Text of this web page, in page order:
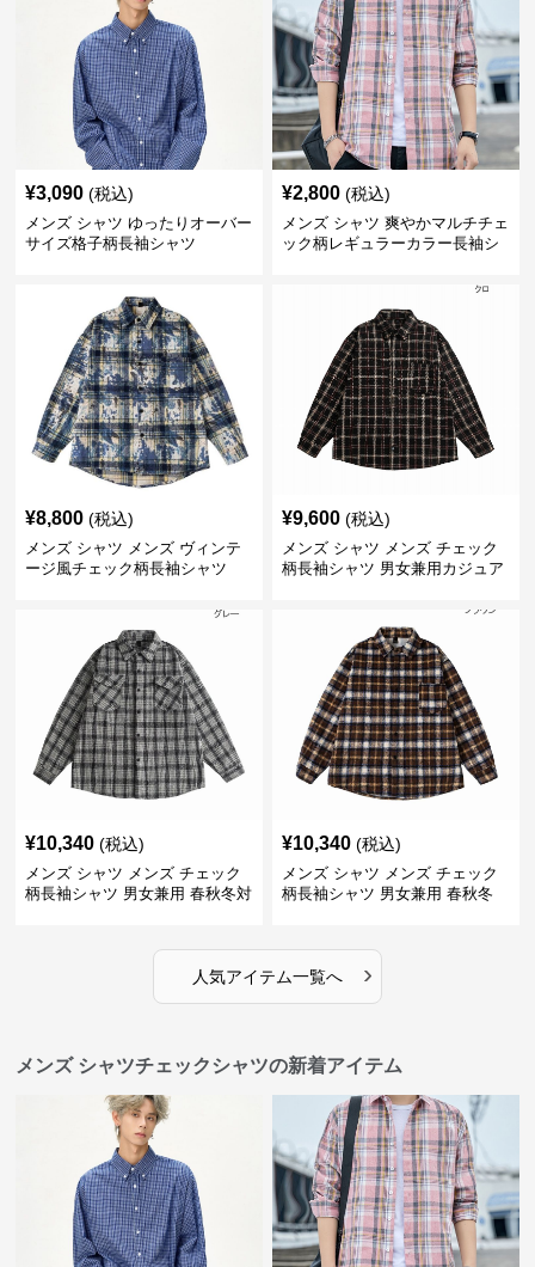
¥3,090 (税込)
メンズ シャツ ゆったりオーバー
サイズ格子柄長袖シャツ
¥2,800 (税込)
メンズ シャツ 爽やかマルチチェ
ック柄レギュラーカラー長袖シ
¥8,800 (税込)
メンズ シャツ メンズ ヴィンテ
ージ風チェック柄長袖シャツ
¥9,600 (税込)
メンズ シャツ メンズ チェック
柄長袖シャツ 男女兼用カジュア
¥10,340 (税込)
メンズ シャツ メンズ チェック
柄長袖シャツ 男女兼用 春秋冬対
¥10,340 (税込)
メンズ シャツ メンズ チェック
柄長袖シャツ 男女兼用 春秋冬
人気アイテム一覧へ ›
メンズ シャツチェックシャツの新着アイテム